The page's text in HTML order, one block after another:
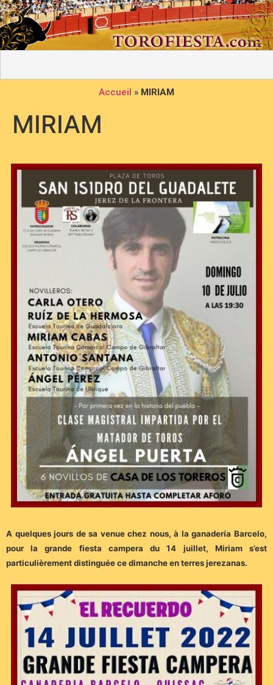
Accueil » MIRIAM
MIRIAM
A quelques jours de sa venue chez nous, à la ganadería Barcelo,
pour la grande fiesta campera du 14 juillet, Miriam s’est
particulièrement distinguée ce dimanche en terres jerezanas.